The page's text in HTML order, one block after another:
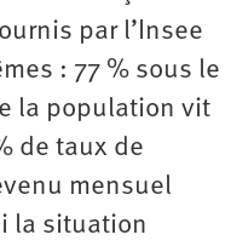
par l’Insee
: 77 % sous le
la population vit
de taux de
mensuel
la situation